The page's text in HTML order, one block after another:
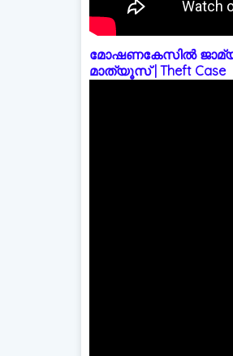
മോഷണകേസിൽ
മാത്യൂസ് | Theft Case